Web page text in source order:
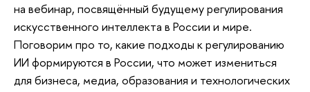
на вебинар, посвящённый будущему регулирования
искусственного интеллекта в России и мире.
Поговорим про то, какие подходы к регулированию
ИИ формируются в России, что может измениться
для бизнеса, медиа, образования и технологических